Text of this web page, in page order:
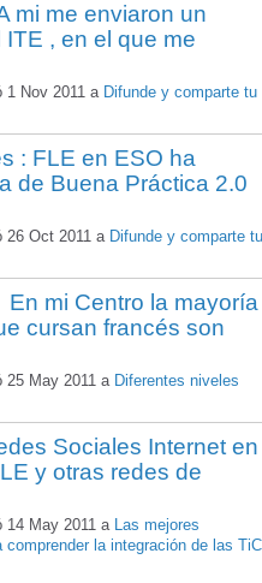
mi me enviaron un
, en el que me
1 Nov 2011 a Difunde y comparte tu
: FLE en ESO ha
de Buena Práctica 2.0
26 Oct 2011 a Difunde y comparte tu
mi Centro la mayoría
cursan francés son
25 May 2011 a Diferentes niveles
Sociales Internet en
y otras redes de
14 May 2011 a Las mejores
la integración de las TiC